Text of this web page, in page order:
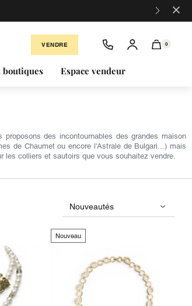
×
VENDRE 0
boutiques Espace vendeur
des incontournables des grandes maison
de Chaumet ou encore l'Astrale de Bulgari...) mais
les colliers et sautoirs que vous souhaitez vendre.
Nouveau